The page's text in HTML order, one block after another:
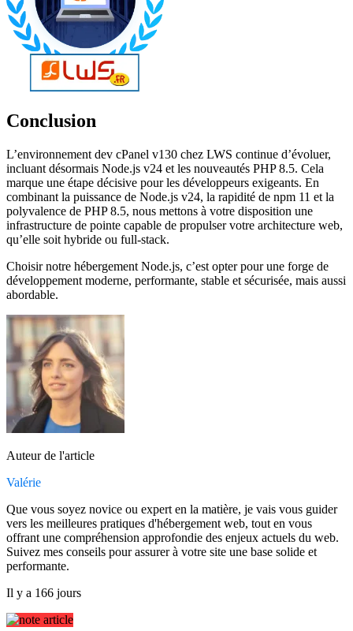
Conclusion
L’environnement dev cPanel v130 chez LWS continue d’évoluer,
incluant désormais Node.js v24 et les nouveautés PHP 8.5. Cela
marque une étape décisive pour les développeurs exigeants. En
combinant la puissance de Node.js v24, la rapidité de npm 11 et la
polyvalence de PHP 8.5, nous mettons à votre disposition une
infrastructure de pointe capable de propulser votre architecture web,
qu’elle soit hybride ou full-stack.
Choisir notre hébergement Node.js, c’est opter pour une forge de
développement moderne, performante, stable et sécurisée, mais aussi
abordable.
Auteur de l'article
Valérie
Que vous soyez novice ou expert en la matière, je vais vous guider
vers les meilleures pratiques d'hébergement web, tout en vous
offrant une compréhension approfondie des enjeux actuels du web.
Suivez mes conseils pour assurer à votre site une base solide et
performante.
Il y a 166 jours